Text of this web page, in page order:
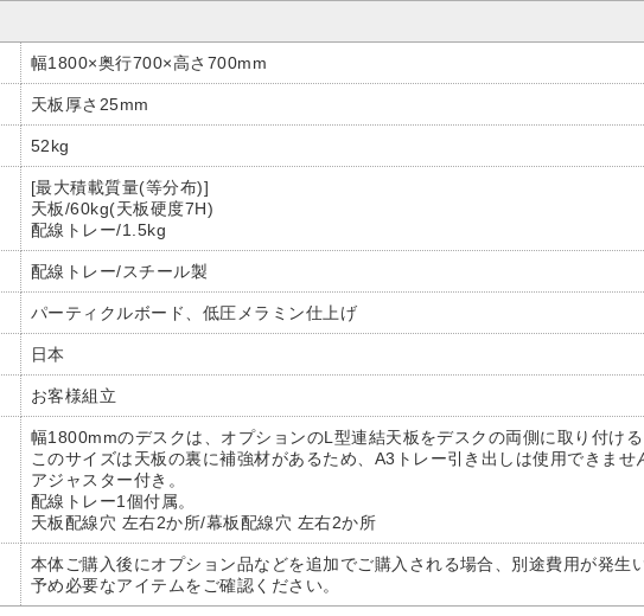
幅1800×奥行700×高さ700mm
天板厚さ25mm
52kg
[最大積載質量(等分布)]
天板/60kg(天板硬度7H)
配線トレー/1.5kg
配線トレー/スチール製
パーティクルボード、低圧メラミン仕上げ
日本
お客様組立
幅1800mmのデスクは、オプションのL型連結天板をデスクの両側に取り付ける
このサイズは天板の裏に補強材があるため、A3トレー引き出しは使用できませ
アジャスター付き。
配線トレー1個付属。
天板配線穴 左右2か所/幕板配線穴 左右2か所
本体ご購入後にオプション品などを追加でご購入される場合、別途費用が発生
予め必要なアイテムをご確認ください。